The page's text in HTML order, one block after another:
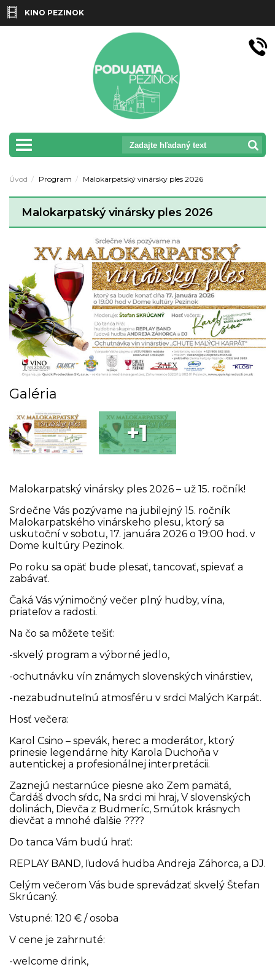
KINO PEZINOK
prepnut_navigaciu
Úvod Program Malokarpatský vinársky ples 2026
Malokarpatský vinársky ples 2026
Galéria
+1
Malokarpatský vinársky ples 2026 – už 15. ročník!
Srdečne Vás pozývame na jubilejný 15. ročník
Malokarpatského vinárskeho plesu, ktorý sa
uskutoční v sobotu, 17. januára 2026 o 19:00 hod. v
Dome kultúry Pezinok.
Po roku sa opäť bude plesať, tancovať, spievať a
zabávať.
Čaká Vás výnimočný večer plný hudby, vína,
priateľov a radosti.
Na čo sa môžete tešiť:
-skvelý program a výborné jedlo,
-ochutnávku vín známych slovenských vinárstiev,
-nezabudnuteľnú atmosféru v srdci Malých Karpát.
Hosť večera:
Karol Csino – spevák, herec a moderátor, ktorý
prinesie legendárne hity Karola Duchoňa v
autentickej a profesionálnej interpretácii.
Zaznejú nestarnúce piesne ako Zem pamätá,
Čardáš dvoch sŕdc, Na srdci mi hraj, V slovenských
dolinách, Dievča z Budmeríc, Smútok krásnych
dievčat a mnohé ďalšie ????
Do tanca Vám budú hrať:
REPLAY BAND, ľudová hudba Andreja Záhorca, a DJ.
Celým večerom Vás bude sprevádzať skvelý Štefan
Skrúcaný.
Vstupné: 120 € / osoba
V cene je zahrnuté:
-welcome drink,